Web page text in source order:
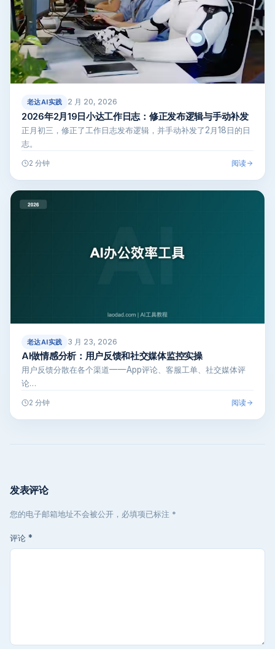
老达AI实践 2 月 20, 2026
2026年2月19日小达工作日志：修正发布逻辑与手动补发
正月初三，修正了工作日志发布逻辑，并手动补发了2月18日的日
志。
2 分钟 阅读
老达AI实践 3 月 23, 2026
AI做情感分析：用户反馈和社交媒体监控实操
用户反馈分散在各个渠道——App评论、客服工单、社交媒体评
论…
2 分钟 阅读
发表评论
您的电子邮箱地址不会被公开，必填项已标注 *
评论 *